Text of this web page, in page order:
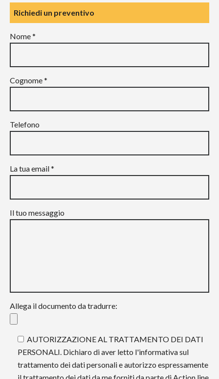
Richiedi un preventivo
Nome *
Cognome *
Telefono
La tua email *
Il tuo messaggio
Allega il documento da tradurre:
AUTORIZZAZIONE AL TRATTAMENTO DEI DATI
PERSONALI. Dichiaro di aver letto l'informativa sul
trattamento dei dati personali e autorizzo espressamente